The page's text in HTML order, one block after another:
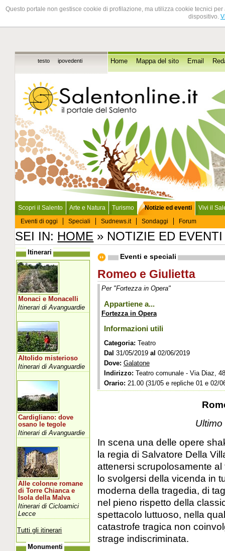
Questo portale non gestisce cookie di profilazione, ma utilizza cookie tecnici
dispositivo.
testo ipovedenti Home Mappa del sito Email
Scopri il Salento Arte e Natura Turismo
Notizie ed eventi
Eventi di oggi
Speciali Sudnews.it Sondaggi Forum
Vivi il
SEI IN: HOME » NOTIZIE ED
Eventi e speciali
Romeo e Giulietta
Per "Fortezza in Opera"
Appartiene a...
Fortezza in Opera
Informazioni utili
Categoria: Teatro
Dal 31/05/2019 al 02/06/2019
Dove: Galatone
Indirizzo: Teatro comunale - Via Diaz, 48
Orario: 21.00 (31/05 e repliche 01 e 02/
In scena una delle opere
la regia di Salvatore Della
attenersi scrupolosamente
lo svolgersi della vicenda in
moderna della tragedia, di
nel pieno rispetto della
spettacolo luttuoso, nella
catastrofe tragica non
strage indiscriminata.
Itinerari
Monaci e Monacelli
Itinerari di Avanguardie
Altolido misterioso
Itinerari di Avanguardie
Cardigliano: dove
osano le tegole
Itinerari di Avanguardie
Alle colonne romane
di Torre Chianca e
Isola della Malva
Itinerari di Cicloamici
Lecce
Tutti gli itinerari
Monumenti